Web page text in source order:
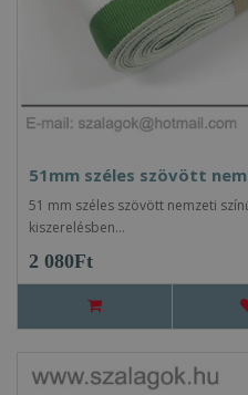
51mm széles szövött
51 mm széles szövött nemzeti
kiszerelésben...
2 080Ft